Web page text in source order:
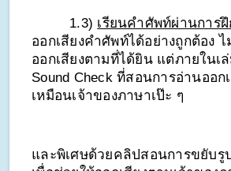
1.3) เรียนคำศัพท์ผ่านการฝึ
ออกเสียงคำศัพท์ได้อย่างถูกต้อง
ออกเสียงตามที่ได้ยิน แต่ภายในเ
Sound Check ที่สอนการอ่านออก
เหมือนเจ้าของภาษาเป๊ะ ๆ
และพิเศษด้วยคลิปสอนการขยับรู